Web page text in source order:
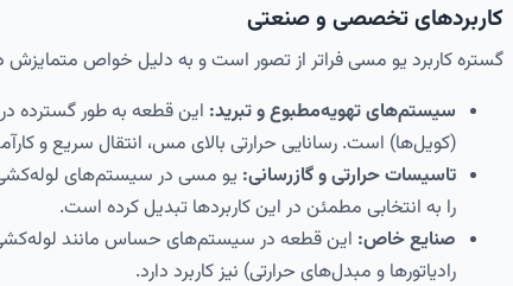
کاربردهای تخصصی و صنعتی
گستره کاربرد یو مسی فراتر از تصور است و به دلیل خواص متمایزش
سیستم‌های تهویه‌مطبوع و تبرید: این قطعه به طور گسترده
(کویل‌ها) است. رسانایی حرارتی بالای مس، انتقال سریع و
تاسیسات حرارتی و گازرسانی: یو مسی در سیستم‌های لوله‌کشی
را به انتخابی مطمئن در این کاربردها تبدیل کرده است.
صنایع خاص: این قطعه در سیستم‌های حساس مانند لوله‌کشی
رادیاتورها و مبدل‌های حرارتی) نیز کاربرد دارد.